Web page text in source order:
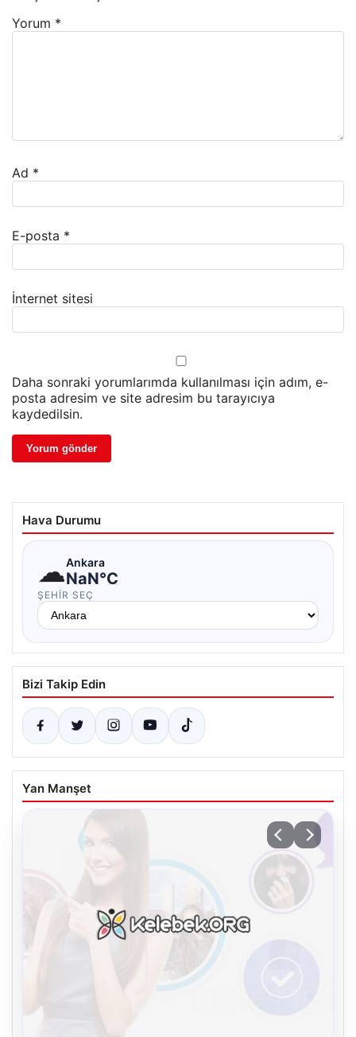
Yorum *
Ad *
E-posta *
İnternet sitesi
Daha sonraki yorumlarımda kullanılması için adım, e-
posta adresim ve site adresim bu tarayıcıya
kaydedilsin.
Hava Durumu
☁Ankara
NaN°C
ŞEHIR SEÇ
Bizi Takip Edin
Yan Manşet